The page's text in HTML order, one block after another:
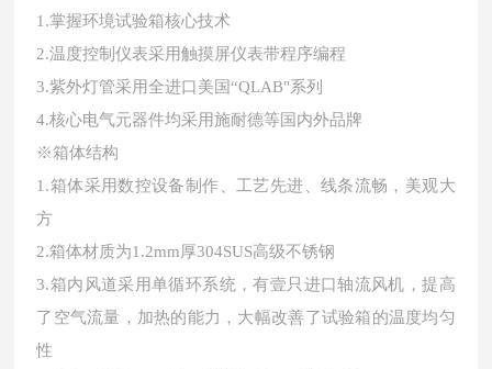
1 .掌握环境试验箱核心技术
2.温度控制仪表采用触摸屏仪表带程序编程
3.紫外灯管采用全进口美国“QLAB"系列
4.核心电气元器件均采用施耐德等国内外品牌
※箱体结构
1.箱体采用数控设备制作、工艺先进、线条流畅，美观大
方
2.箱体材质为1.2mm厚304SUS高级不锈钢
3.箱内风道采用单循环系统，有壹只进口轴流风机，提高
了空气流量，加热的能力，大幅改善了试验箱的温度均匀
性